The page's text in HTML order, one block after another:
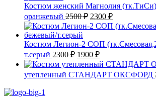
2050 ₽.
Костюм женский Магнолия
оранжевый 2500₽ Первоначальная
цена
составляла
2500 ₽.
2300 ₽Текущая
цена:
Костюм Легион-2 СОП
т.серый 2300₽ Первоначальная
цена
составляла
2300 ₽.
1900 ₽Текущая
цена:
1900 ₽.
утепленный СТАНДАРТ ОКСФОРД